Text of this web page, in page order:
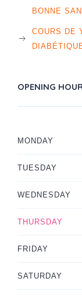
BONNE
COURS DE
OPENING
MONDAY
TUESDAY
WEDNESDAY
THURSDAY
FRIDAY
SATURDAY